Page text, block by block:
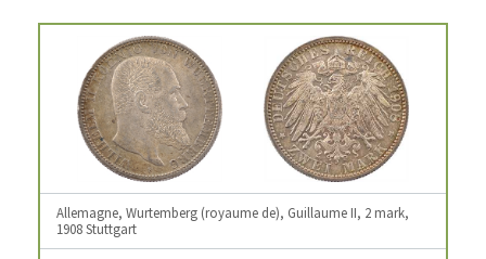
Allemagne, Wurtemberg (royaume de), Guillaume II, 2 mark,
1908 Stuttgart